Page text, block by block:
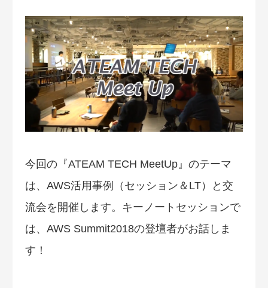
今回の『ATEAM TECH MeetUp』のテーマ
は、AWS活用事例（セッション＆LT）と交
流会を開催します。キーノートセッションで
は、AWS Summit2018の登壇者がお話しま
す！